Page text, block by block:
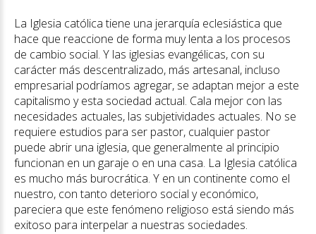
La Iglesia católica tiene una jerarquía eclesiástica que
hace que reaccione de forma muy lenta a los procesos
de cambio social. Y las iglesias evangélicas, con su
carácter más descentralizado, más artesanal, incluso
empresarial podríamos agregar, se adaptan mejor a este
capitalismo y esta sociedad actual. Cala mejor con las
necesidades actuales, las subjetividades actuales. No se
requiere estudios para ser pastor, cualquier pastor
puede abrir una iglesia, que generalmente al principio
funcionan en un garaje o en una casa. La Iglesia católica
es mucho más burocrática. Y en un continente como el
nuestro, con tanto deterioro social y económico,
pareciera que este fenómeno religioso está siendo más
exitoso para interpelar a nuestras sociedades.